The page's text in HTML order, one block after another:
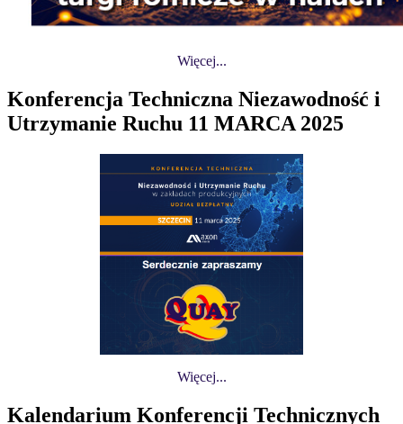
Więcej...
Konferencja Techniczna Niezawodność i
Utrzymanie Ruchu 11 MARCA 2025
Więcej...
Kalendarium Konferencji Technicznych